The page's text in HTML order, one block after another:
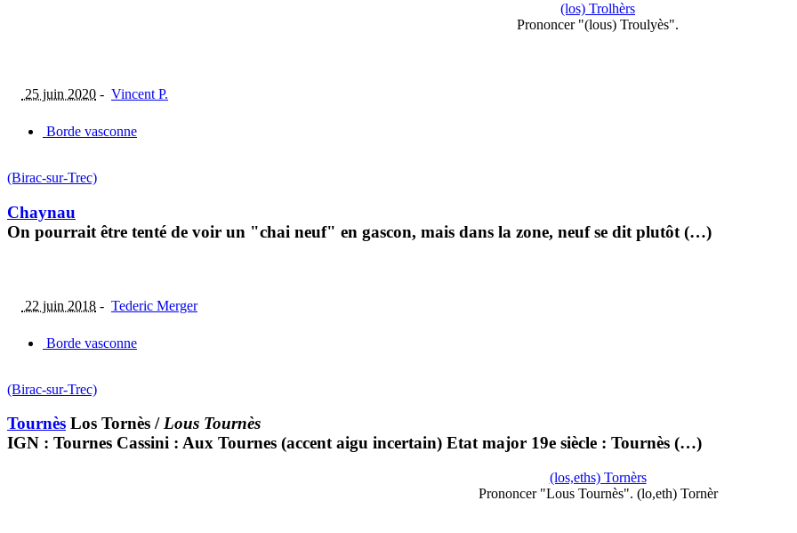
(los) Trolhèrs
Prononcer "(lous) Troulyès".
25 juin 2020 - Vincent P.
Borde vasconne
(Birac-sur-Trec)
Chaynau
On pourrait être tenté de voir un "chai neuf" en gascon, mais dans la zone, neuf se dit plutôt (…)
22 juin 2018 - Tederic Merger
Borde vasconne
(Birac-sur-Trec)
Tournès Los Tornès /Lous Tournès
IGN : Tournes Cassini : Aux Tournes (accent aigu incertain) Etat major 19e siècle : Tournès (…)
(los,eths) Tornèrs
Prononcer "Lous Tournès". (lo,eth) Tornèr